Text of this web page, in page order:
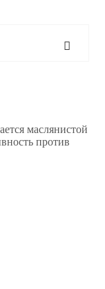
маслянистой
против